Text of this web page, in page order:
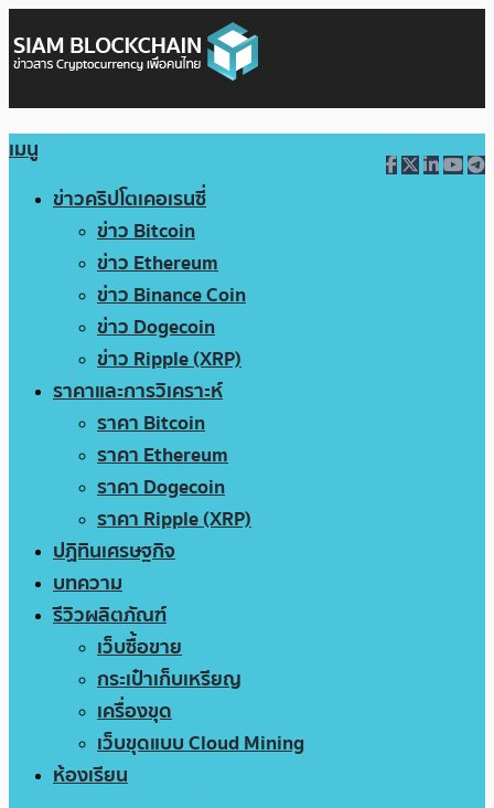
เมนู
ข่าวคริปโตเคอเรนซี่
ข่าว Bitcoin
ข่าว Ethereum
ข่าว Binance Coin
ข่าว Dogecoin
ข่าว Ripple (XRP)
ราคาและการวิเคราะห์
ราคา Bitcoin
ราคา Ethereum
ราคา Dogecoin
ราคา Ripple (XRP)
ปฏิทินเศรษฐกิจ
บทความ
รีวิวผลิตภัณฑ์
เว็บซื้อขาย
กระเป๋าเก็บเหรียญ
เครื่องขุด
เว็บขุดแบบ Cloud Mining
ห้องเรียน